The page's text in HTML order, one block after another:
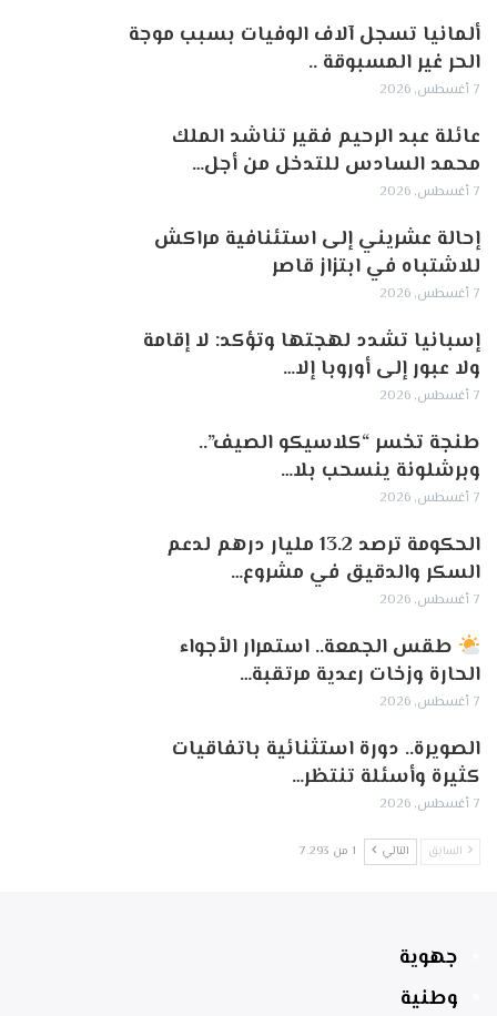
ألمانيا تسجل آلاف الوفيات بسبب موجة
الحر غير المسبوقة ..
7 أغسطس, 2026
عائلة عبد الرحيم فقير تناشد الملك
محمد السادس للتدخل من أجل…
7 أغسطس, 2026
إحالة عشريني إلى استئنافية مراكش
للاشتباه في ابتزاز قاصر
7 أغسطس, 2026
إسبانيا تشدد لهجتها وتؤكد: لا إقامة
ولا عبور إلى أوروبا إلا…
7 أغسطس, 2026
طنجة تخسر “كلاسيكو الصيف”..
وبرشلونة ينسحب بلا…
7 أغسطس, 2026
الحكومة ترصد 13.2 مليار درهم لدعم
السكر والدقيق في مشروع…
7 أغسطس, 2026
طقس الجمعة.. استمرار الأجواء
الحارة وزخات رعدية مرتقبة…
7 أغسطس, 2026
الصويرة.. دورة استثنائية باتفاقيات
كثيرة وأسئلة تنتظر…
7 أغسطس, 2026
السابق التالي 1 من 7٬293
جهوية
وطنية